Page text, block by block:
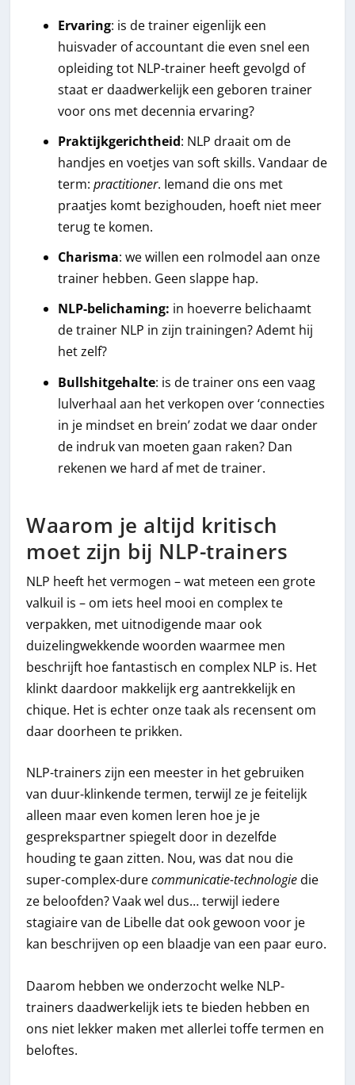
Ervaring: is de trainer eigenlijk een
huisvader of accountant die even snel een
opleiding tot NLP-trainer heeft gevolgd of
staat er daadwerkelijk een geboren trainer
voor ons met decennia ervaring?
Praktijkgerichtheid: NLP draait om de
handjes en voetjes van soft skills. Vandaar de
term:practitioner. Iemand die ons met
praatjes komt bezighouden, hoeft niet meer
terug te komen.
Charisma: we willen een rolmodel aan onze
trainer hebben. Geen slappe hap.
NLP-belichaming: in hoeverre belichaamt
de trainer NLP in zijn trainingen? Ademt hij
het zelf?
Bullshitgehalte: is de trainer ons een vaag
lulverhaal aan het verkopen over ‘connecties
in je mindset en brein’ zodat we daar onder
de indruk van moeten gaan raken? Dan
rekenen we hard af met de trainer.
Waarom je altijd kritisch
moet zijn bij NLP-trainers
NLP heeft het vermogen – wat meteen een grote
valkuil is – om iets heel mooi en complex te
verpakken, met uitnodigende maar ook
duizelingwekkende woorden waarmee men
beschrijft hoe fantastisch en complex NLP is. Het
klinkt daardoor makkelijk erg aantrekkelijk en
chique. Het is echter onze taak als recensent om
daar doorheen te prikken.
NLP-trainers zijn een meester in het gebruiken
van duur-klinkende termen, terwijl ze je feitelijk
alleen maar even komen leren hoe je je
gesprekspartner spiegelt door in dezelfde
houding te gaan zitten. Nou, was dat nou die
super-complex-durecommunicatie-technologie die
ze beloofden? Vaak wel dus… terwijl iedere
stagiaire van de Libelle dat ook gewoon voor je
kan beschrijven op een blaadje van een paar euro.
Daarom hebben we onderzocht welke NLP-
trainers daadwerkelijk iets te bieden hebben en
ons niet lekker maken met allerlei toffe termen en
beloftes.